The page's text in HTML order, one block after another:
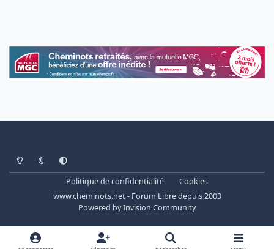
Light ModeDark ModeSystem Preference
Politique de confidentialité
Cookies
www.cheminots.net - Forum Libre depuis 2003
Powered byInvision Community